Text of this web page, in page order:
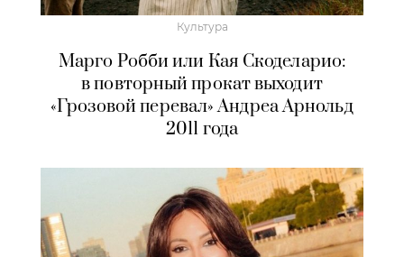
Культура
Марго Робби или Кая Скоделарио:
в повторный прокат выходит
«Грозовой перевал» Андреа Арнольд
2011 года